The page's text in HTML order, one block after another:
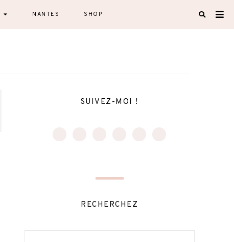
NANTES SHOP
SUIVEZ-MOI !
RECHERCHEZ